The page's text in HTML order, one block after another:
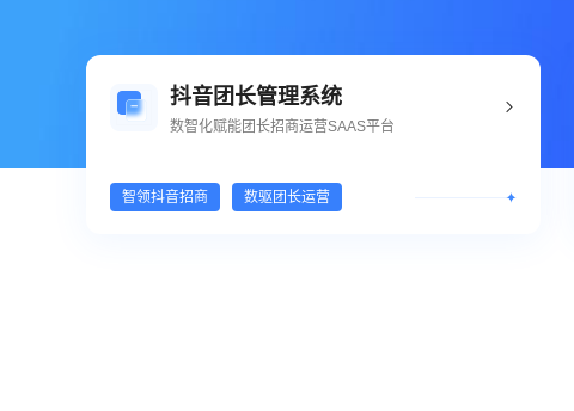
抖音团长管理系统
数智化赋能团长招商运营SAAS平台
智领抖音招商 数驱团长运营